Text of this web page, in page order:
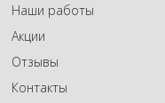
Наши работы
Акции
Отзывы
Контакты